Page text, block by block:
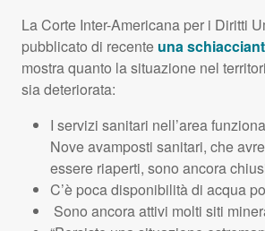
La Corte Inter-Americana per i Diritti
pubblicato di recente una
mostra quanto la situazione nel
sia deteriorata:
I servizi sanitari nell’area
Nove avamposti sanitari, che
essere riaperti, sono ancora
C’è poca disponibilità di acqua
Sono ancora attivi molti siti